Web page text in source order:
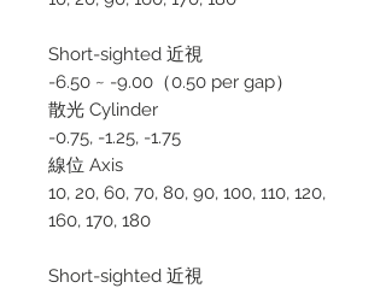
Short-sighted 近視
-6.50 ~ -9.00（0.50 per gap）
散光 Cylinder
-0.75, -1.25, -1.75
線位 Axis
10, 20, 60, 70, 80, 90, 100, 110, 120,
160, 170, 180
Short-sighted 近視